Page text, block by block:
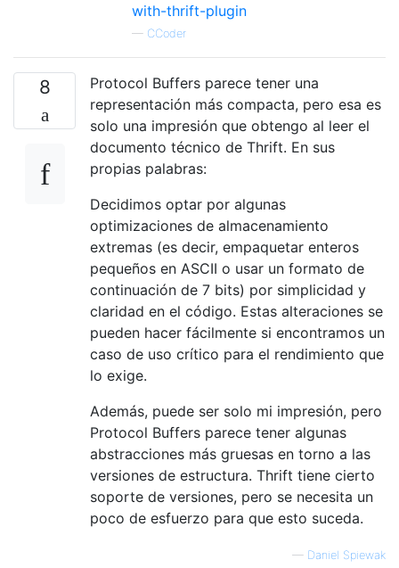
with-thrift-plugin
— CCoder
8
Protocol Buffers parece tener una
representación más compacta, pero esa es
solo una impresión que obtengo al leer el
documento técnico de Thrift. En sus
propias palabras:
Decidimos optar por algunas
optimizaciones de almacenamiento
extremas (es decir, empaquetar enteros
pequeños en ASCII o usar un formato de
continuación de 7 bits) por simplicidad y
claridad en el código. Estas alteraciones se
pueden hacer fácilmente si encontramos un
caso de uso crítico para el rendimiento que
lo exige.
Además, puede ser solo mi impresión, pero
Protocol Buffers parece tener algunas
abstracciones más gruesas en torno a las
versiones de estructura. Thrift tiene cierto
soporte de versiones, pero se necesita un
poco de esfuerzo para que esto suceda.
— Daniel Spiewak